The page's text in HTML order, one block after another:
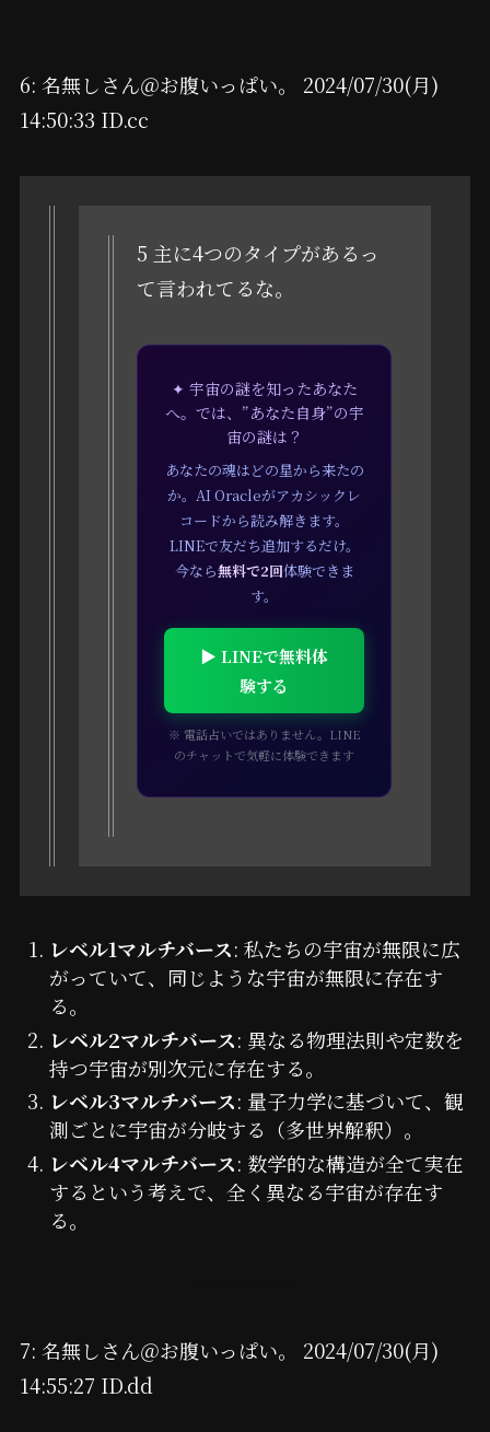
6: 名無しさん＠お腹いっぱい。 2024/07/30(月)
14:50:33 ID.cc
5 主に4つのタイプがあるっ
て言われてるな。
✦ 宇宙の謎を知ったあなた
へ。では、”あなた自身”の宇
宙の謎は？
あなたの魂はどの星から来たの
か。AI Oracleがアカシックレ
コードから読み解きます。
LINEで友だち追加するだけ。
今なら無料で2回体験できま
す。
▶ LINEで無料体
験する
※ 電話占いではありません。LINE
のチャットで気軽に体験できます
レベル1マルチバース: 私たちの宇宙が無限に広
がっていて、同じような宇宙が無限に存在す
る。
レベル2マルチバース: 異なる物理法則や定数を
持つ宇宙が別次元に存在する。
レベル3マルチバース: 量子力学に基づいて、観
測ごとに宇宙が分岐する（多世界解釈）。
レベル4マルチバース: 数学的な構造が全て実在
するという考えで、全く異なる宇宙が存在す
る。
7: 名無しさん＠お腹いっぱい。 2024/07/30(月)
14:55:27 ID.dd